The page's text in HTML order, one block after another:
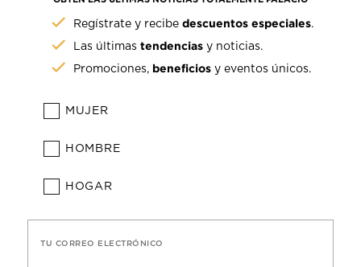
Regístrate y recibedescuentos especiales.
Las últimastendencias y noticias.
Promociones, beneficios y eventos únicos.
MUJER
HOMBRE
HOGAR
TU CORREO ELECTRÓNICO